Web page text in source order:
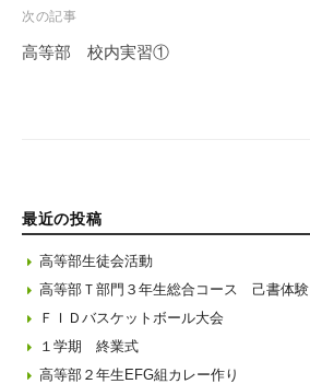
次の記事
高等部 校内実習①
最近の投稿
高等部生徒会活動
高等部Ｔ部門３年生総合コース 己書体験
ＦＩＤバスケットボール大会
１学期 終業式
高等部２年生EFG組カレー作り